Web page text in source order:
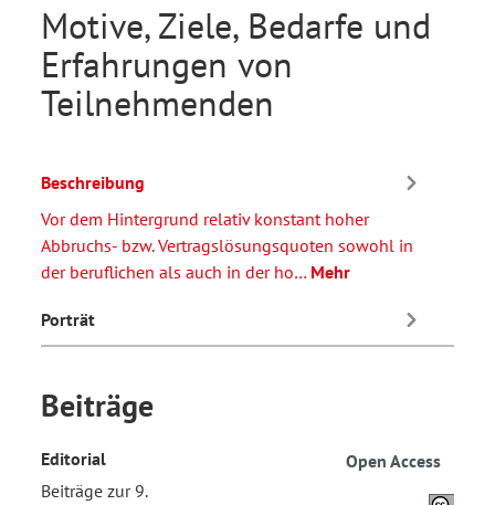
Motive, Ziele, Bedarfe und
Erfahrungen von
Teilnehmenden
Beschreibung
Vor dem Hintergrund relativ konstant hoher
Abbruchs- bzw. Vertragslösungsquoten sowohl in
der beruflichen als auch in der ho… Mehr
Porträt
Beiträge
Editorial
Beiträge zur 9.
Open Access